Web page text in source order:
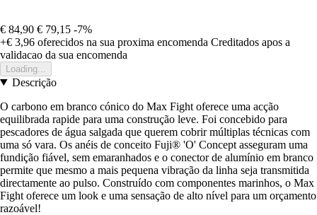
€ 84,90 € 79,15 -7%
+€ 3,96 oferecidos na sua proxima encomenda Creditados apos a
validacao da sua encomenda
Loading...
Descrição
O carbono em branco cónico do Max Fight oferece uma acção
equilibrada rapide para uma construção leve. Foi concebido para
pescadores de água salgada que querem cobrir múltiplas técnicas com
uma só vara. Os anéis de conceito Fuji® 'O' Concept asseguram uma
fundição fiável, sem emaranhados e o conector de alumínio em branco
permite que mesmo a mais pequena vibração da linha seja transmitida
directamente ao pulso. Construído com componentes marinhos, o Max
Fight oferece um look e uma sensação de alto nível para um orçamento
razoável!